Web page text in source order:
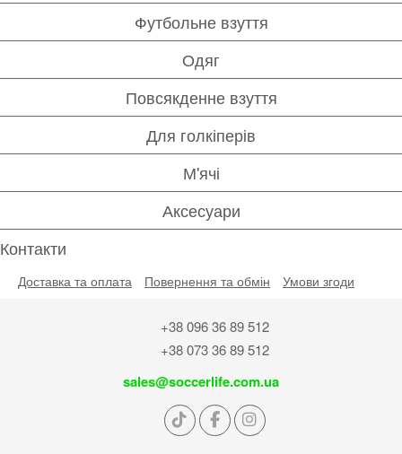
Футбольне взуття
Одяг
Повсякденне взуття
Для голкіперів
М'ячі
Аксесуари
Контакти
Доставка та оплата Повернення та обмін Умови згоди
+38 096 36 89 512
+38 073 36 89 512
sales@soccerlife.com.ua